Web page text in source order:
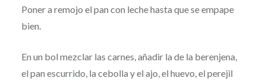
Poner a remojo el pan con leche hasta que se empape
bien.
En un bol mezclar las carnes, añadir la de la berenjena,
el pan escurrido, la cebolla y el ajo, el huevo, el perejil